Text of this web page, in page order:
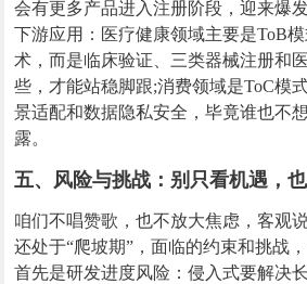
会有更多产品进入注册阶段，迎来爆发
下游应用：医疗健康领域主要是ToB
术，而是临床验证、三类器械注册和
些，才能站稳脚跟;消费领域是ToC模
景适配和数据隐私安全，毕竟谁也不
露。
五、风险与挑战：别只看机遇，
咱们不唱赞歌，也不放大焦虑，客观
还处于“爬坡期”，面临的约束和挑战，
首先是研发进度风险：侵入式要解决